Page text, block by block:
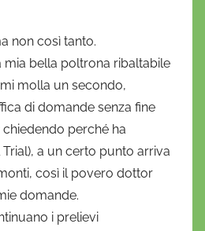
non così tanto.
mia bella poltrona ribaltabile
molla un secondo,
di domande senza fine
perché ha
a un certo punto arriva
così il povero dottor
domande.
i prelievi